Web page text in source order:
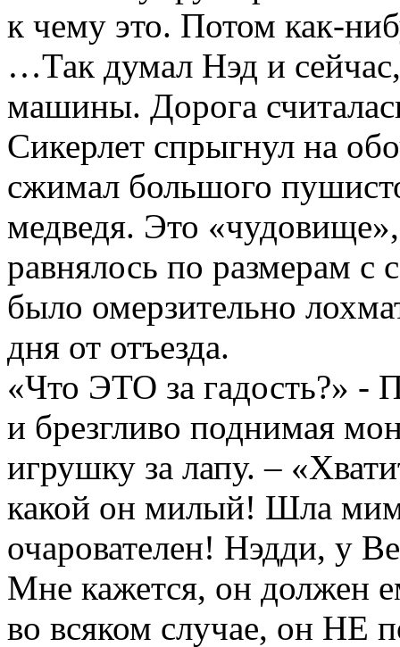
к чему это. Потом как-
…Так думал Нэд и
машины. Дорога
Сикерлет спрыгнул на
сжимал большого
медведя. Это
равнялось по размерам
было омерзительно
дня от отъезда.
«Что ЭТО за гадость?» -
и брезгливо поднимая
игрушку за лапу. –
какой он милый! Шла
очарователен! Нэдди, у
Мне кажется, он должен
во всяком случае, он НЕ